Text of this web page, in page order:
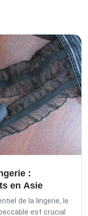
:
en Asie
de la lingerie, le
est crucial